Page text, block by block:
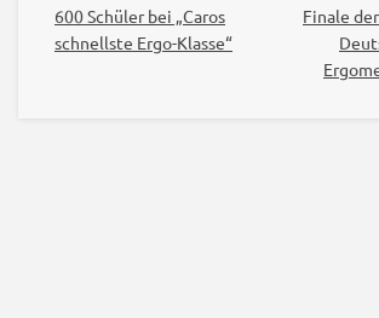
600 Schüler bei „Caros
schnellste Ergo-Klasse“
Finale